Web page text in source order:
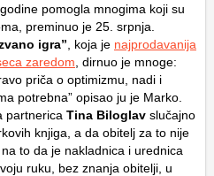
pomogla mnogima koji su
preminuo je 25. srpnja.
igra” , koja je najprodavanija
zaredom , dirnuo je mnoge:
priča o optimizmu, nadi i
potrebna” opisao ju je Marko.
partnerica Tina Biloglav slučajno
knjiga, a da obitelj za to nije
to da je nakladnica i urednica
ruku, bez znanja obitelji, u